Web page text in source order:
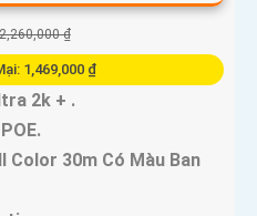
₫
1,469,000 ₫
2k + .
POE.
Color 30m Có Màu Ban